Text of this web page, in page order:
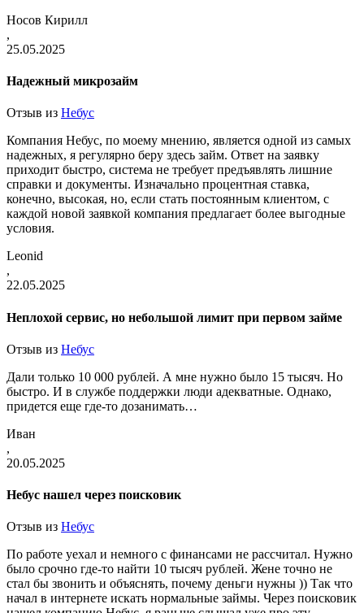
Носов Кирилл
,
25.05.2025
Надежный микрозайм
Отзыв из Небус
Компания Небус, по моему мнению, является одной из самых
надежных, я регулярно беру здесь займ. Ответ на заявку
приходит быстро, система не требует предъявлять лишние
справки и документы. Изначально процентная ставка,
конечно, высокая, но, если стать постоянным клиентом, с
каждой новой заявкой компания предлагает более выгодные
условия.
Leonid
,
22.05.2025
Неплохой сервис, но небольшой лимит при первом займе
Отзыв из Небус
Дали только 10 000 рублей. А мне нужно было 15 тысяч. Но
быстро. И в службе поддержки люди адекватные. Однако,
придется еще где-то дозанимать…
Иван
,
20.05.2025
Небус нашел через поисковик
Отзыв из Небус
По работе уехал и немного с финансами не рассчитал. Нужно
было срочно где-то найти 10 тысяч рублей. Жене точно не
стал бы звонить и объяснять, почему деньги нужны )) Так что
начал в интернете искать нормальные займы. Через поисковик